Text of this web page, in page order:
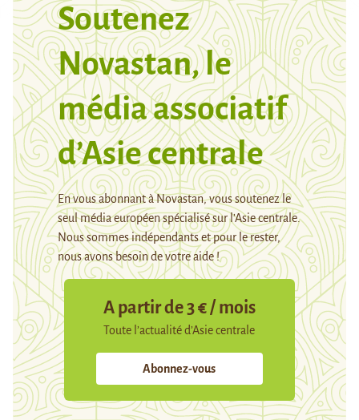
Soutenez
Novastan, le
média associatif
d’Asie centrale
En vous abonnant à Novastan, vous soutenez le
seul média européen spécialisé sur l’Asie centrale.
Nous sommes indépendants et pour le rester,
nous avons besoin de votre aide !
A partir de 3 € / mois
Toute l’actualité d’Asie centrale
Abonnez-vous